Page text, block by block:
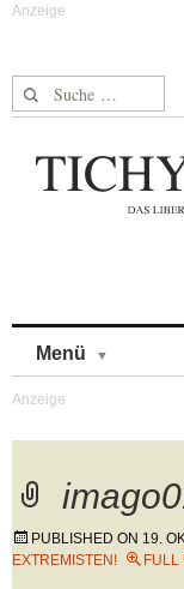
Suche nach:
Menü
PUBLISHED ON 19.
EXTREMISTEN!
FULL